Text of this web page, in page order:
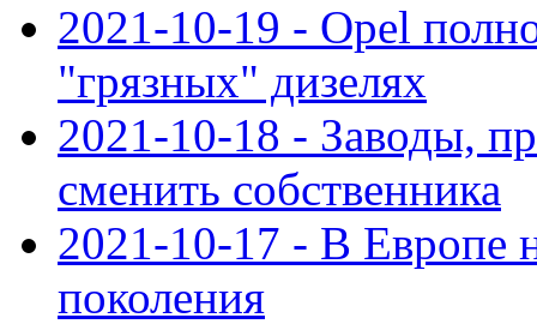
2021-10-19 - Opel
"грязных" дизелях
2021-10-18 - Заводы,
сменить собственника
2021-10-17 - В Европе
поколения